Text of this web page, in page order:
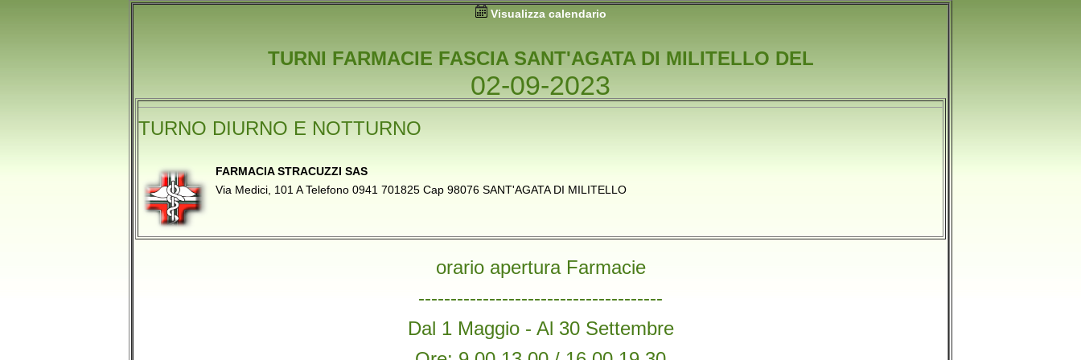
Visualizza calendario
TURNI FARMACIE FASCIA SANT'AGATA DI MILITELLO DEL
02-09-2023
TURNO DIURNO E NOTTURNO
FARMACIA STRACUZZI SAS
Via Medici, 101 A Telefono 0941 701825 Cap 98076 SANT'AGATA DI MILITELLO
orario apertura Farmacie
--------------------------------------
Dal 1 Maggio - Al 30 Settembre